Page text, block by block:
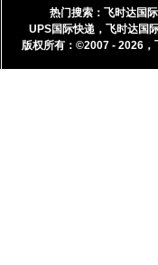
热门搜索： 飞时达国
UPS国际快递 ， 飞时达国
版权所有：©2007 - 2026，